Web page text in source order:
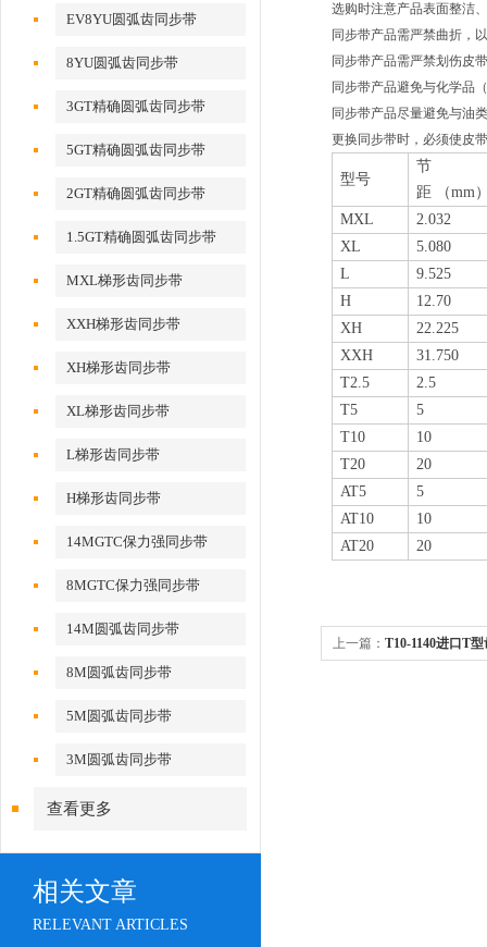
EV8YU圆弧齿同步带
8YU圆弧齿同步带
3GT精确圆弧齿同步带
5GT精确圆弧齿同步带
2GT精确圆弧齿同步带
1.5GT精确圆弧齿同步带
MXL梯形齿同步带
XXH梯形齿同步带
XH梯形齿同步带
XL梯形齿同步带
L梯形齿同步带
H梯形齿同步带
14MGTC保力强同步带
8MGTC保力强同步带
14M圆弧齿同步带
8M圆弧齿同步带
5M圆弧齿同步带
3M圆弧齿同步带
查看更多
相关文章
RELEVANT ARTICLES
选购时注意产品表面整洁
同步带产品需严禁曲折，
同步带产品需严禁划伤皮
同步带产品避免与化学品
同步带产品尽量避免与油
更换同步带时，必须使皮
型号
节
距
（mm
MXL
2.032
XL
5.080
L
9.525
H
12.70
XH
22.225
XXH
31.750
T2.5
2.5
T5
5
T10
10
T20
20
AT5
5
AT10
10
AT20
20
上一篇： T10-1140进口T